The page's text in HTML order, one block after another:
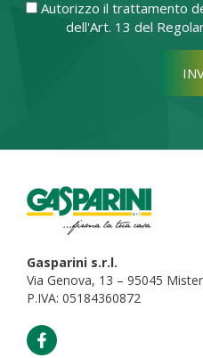
Autorizzo il trattamento
dell'Art. 13 del
Gasparini s.r.l.
Via Genova, 13 – 95045
P.IVA: 05184360872